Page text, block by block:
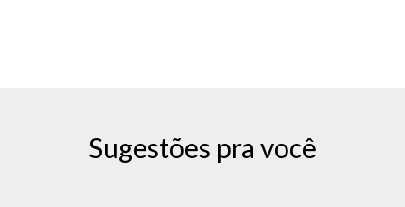
Sugestões pra você